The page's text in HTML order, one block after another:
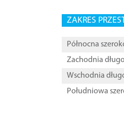
ZAKRES
Północna
Zachodnia
Wschodnia
Południowa